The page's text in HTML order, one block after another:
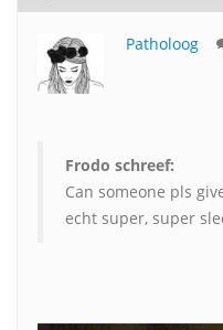
Patholoog
Frodo schreef:
Can someone pls
echt super, super